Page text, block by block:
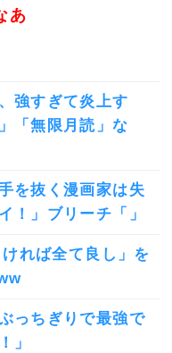
あ
強すぎて炎上す
「無限月読」な
を抜く漫画家は失
！」ブリーチ「」
れば全て良し」を
っちぎりで最強で
」